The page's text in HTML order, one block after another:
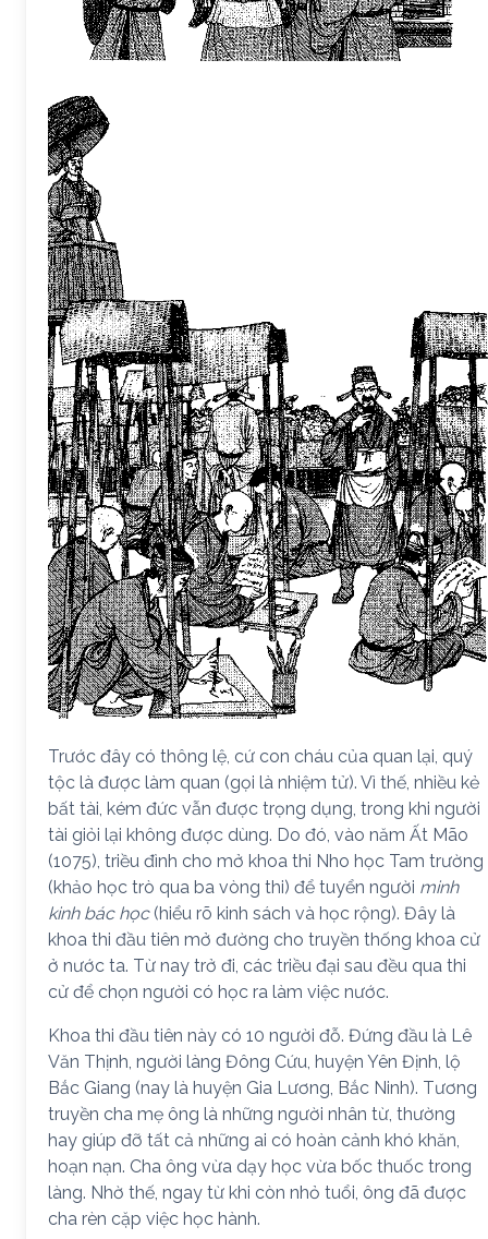
Trước đây có thông lệ, cứ con cháu của quan lại, quý
tộc là được làm quan (gọi là nhiệm tử). Vì thế, nhiều kẻ
bất tài, kém đức vẫn được trọng dụng, trong khi người
tài giỏi lại không được dùng. Do đó, vào năm Ất Mão
(1075), triều đình cho mở khoa thi Nho học Tam trường
(khảo học trò qua ba vòng thi) để tuyển người minh
kinh bác học (hiểu rõ kinh sách và học rộng). Đây là
khoa thi đầu tiên mở đường cho truyền thống khoa cử
ở nước ta. Từ nay trở đi, các triều đại sau đều qua thi
cử để chọn người có học ra làm việc nước.
Khoa thi đầu tiên này có 10 người đỗ. Đứng đầu là Lê
Văn Thịnh, người làng Đông Cứu, huyện Yên Định, lộ
Bắc Giang (nay là huyện Gia Lương, Bắc Ninh). Tương
truyền cha mẹ ông là những người nhân từ, thường
hay giúp đỡ tất cả những ai có hoàn cảnh khó khăn,
hoạn nạn. Cha ông vừa dạy học vừa bốc thuốc trong
làng. Nhờ thế, ngay từ khi còn nhỏ tuổi, ông đã được
cha rèn cặp việc học hành.